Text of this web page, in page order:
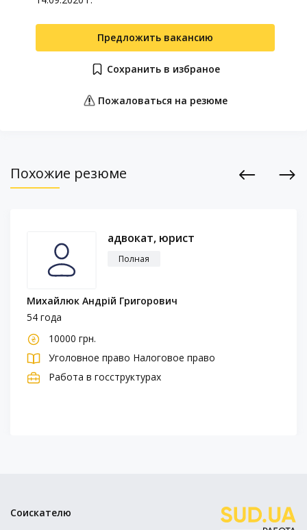
Предложить вакансию
Сохранить в избраное
Пожаловаться на резюме
Похожие резюме
адвокат, юрист
Полная
Михайлюк Андрій Григорович
54 года
10000 грн.
Уголовное право Налоговое право
Работа в госструктурах
Соискателю